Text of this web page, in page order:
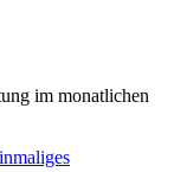
im monatlichen